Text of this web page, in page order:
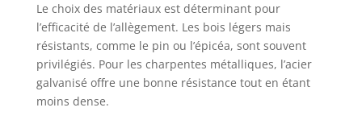
Le choix des matériaux est déterminant pour
l’efficacité de l’allègement. Les bois légers mais
résistants, comme le pin ou l’épicéa, sont souvent
privilégiés. Pour les charpentes métalliques, l’acier
galvanisé offre une bonne résistance tout en étant
moins dense.